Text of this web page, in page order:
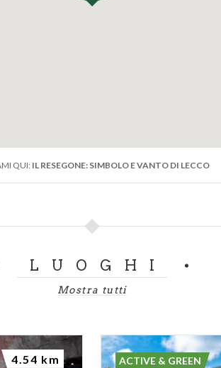
QUI: IL RESEGONE: SIMBOLO E VANTO DI LECCO
LUOGHI
Mostra tutti
4.54 km ACTIVE & GREEN